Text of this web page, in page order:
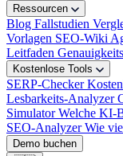
Ressourcen
Blog Fallstudien
Vorlagen SEO-Wiki
Leitfaden
Kostenlose Tools
SERP-Checker
Lesbarkeits-Analyzer
SimulatorWelche KI-
SEO-AnalyzerWie
Demo buchen